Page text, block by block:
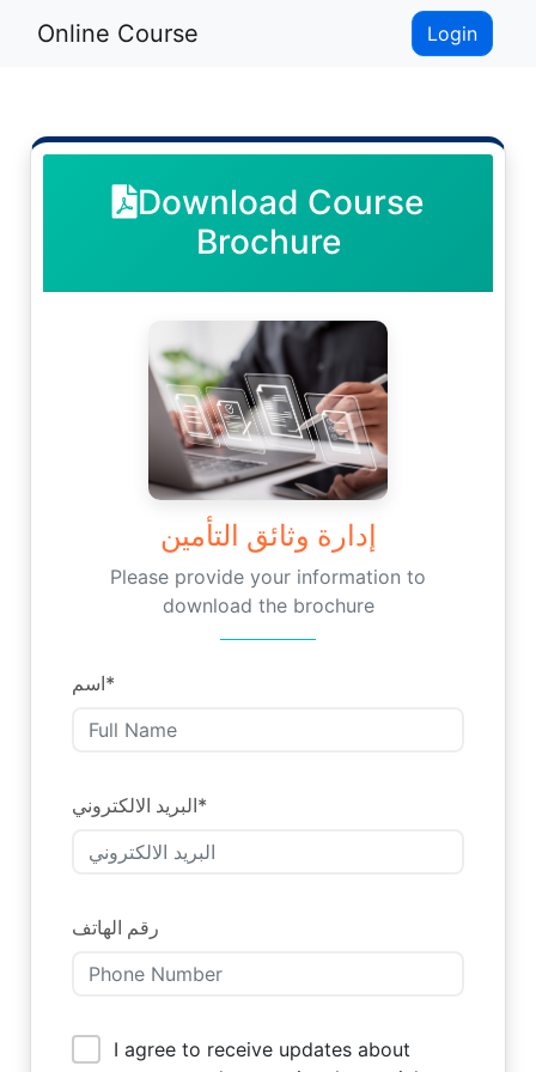
Online Course Login
Download Course
Brochure
إدارة وثائق التأمين
Please provide your information to
download the brochure
اسم*
البريد الالكتروني*
رقم الهاتف
I agree to receive updates about